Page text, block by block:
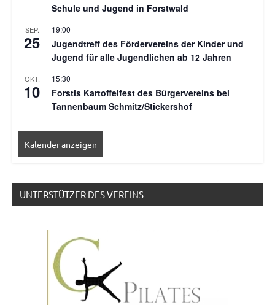
Schule und Jugend in Forstwald
SEP.
25
19:00
Jugendtreff des Fördervereins der Kinder und
Jugend für alle Jugendlichen ab 12 Jahren
OKT.
10
15:30
Forstis Kartoffelfest des Bürgervereins bei
Tannenbaum Schmitz/Stickershof
Kalender anzeigen
UNTERSTÜTZER DES VEREINS